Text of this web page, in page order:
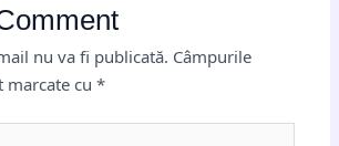
nu va fi publicată. Câmpurile
marcate cu*